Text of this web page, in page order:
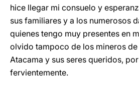
hice llegar mi consuelo y
sus familiares y a los numerosos
quienes tengo muy presentes en
olvido tampoco de los mineros
Atacama y sus seres queridos,
fervientemente.